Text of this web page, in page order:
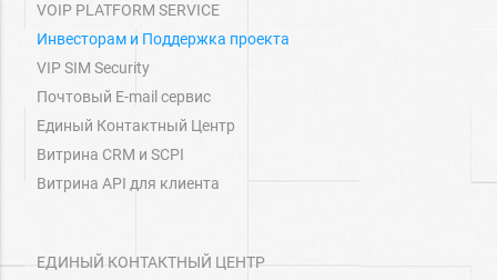
VOIP PLATFORM SERVICE
Инвесторам и Поддержка проекта
VIP SIM Security
Почтовый E-mail сервис
Единый Контактный Центр
Витрина СRM и SCPI
Витрина API для клиента
ЕДИНЫЙ КОНТАКТНЫЙ ЦЕНТР